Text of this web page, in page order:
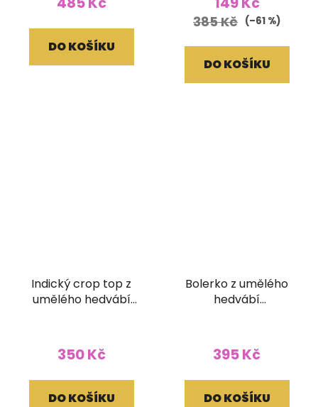
DO KOŠÍKU
385 Kč (–61 %)
DO KOŠÍKU
Indický crop top z
umělého hedvábí
350 Kč
DO KOŠÍKU
Bolerko z umělého
hedvábí
395 Kč
DO KOŠÍKU